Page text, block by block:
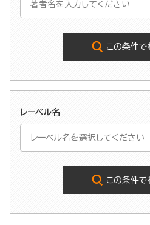
この条件で
レーベル名
この条件で